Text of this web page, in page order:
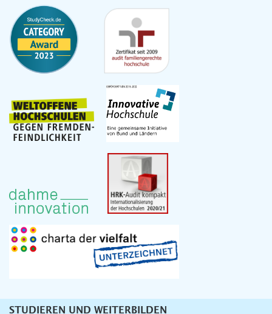
Unternavigation
STUDIEREN UND WEITERBILDEN